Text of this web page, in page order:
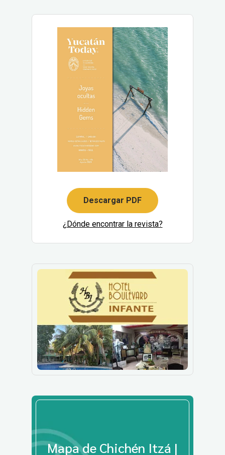
Descargar PDF
¿Dónde encontrar la revista?
Mapa de Chichén Itzá |